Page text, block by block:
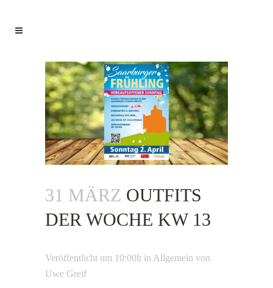
31 MÄRZ OUTFITS
DER WOCHE KW 13
Veröffentlicht um 10:00h in Allgemein von
Uwe Greif